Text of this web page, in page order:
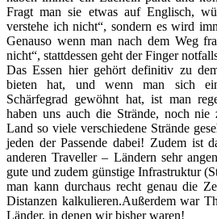
Fragt man sie etwas auf Englisch,
verstehe ich nicht“, sondern es wird
Genauso wenn man nach dem Weg
nicht“, stattdessen geht der Finger
Das Essen hier gehört definitiv zu
bieten hat, und wenn man sich
Schärfegrad gewöhnt hat, ist man
haben uns auch die Strände, noch
Land so viele verschiedene Strände
jeden der Passende dabei! Zudem ist
anderen Traveller – Ländern sehr
gute und zudem günstige Infrastruktur
man kann durchaus recht genau die
Distanzen kalkulieren.Außerdem war
Länder, in denen wir bisher waren!